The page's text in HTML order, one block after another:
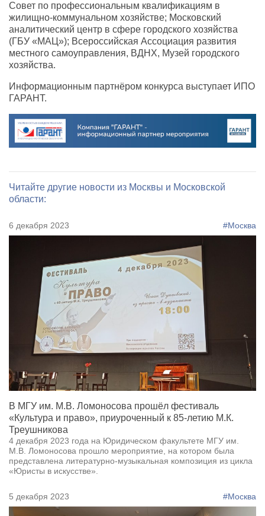
Совет по профессиональным квалификациям в
жилищно-коммунальном хозяйстве; Московский
аналитический центр в сфере городского хозяйства
(ГБУ «МАЦ»); Всероссийская Ассоциация развития
местного самоуправления, ВДНХ, Музей городского
хозяйства.
Информационным партнёром конкурса выступает ИПО
ГАРАНТ.
Читайте другие новости из Москвы и Московской
области:
6 декабря 2023 #Москва
В МГУ им. М.В. Ломоносова прошёл фестиваль
«Культура и право», приуроченный к 85-летию М.К.
Треушникова
4 декабря 2023 года на Юридическом факультете МГУ им.
М.В. Ломоносова прошло мероприятие, на котором была
представлена литературно-музыкальная композиция из цикла
«Юристы в искусстве».
5 декабря 2023 #Москва